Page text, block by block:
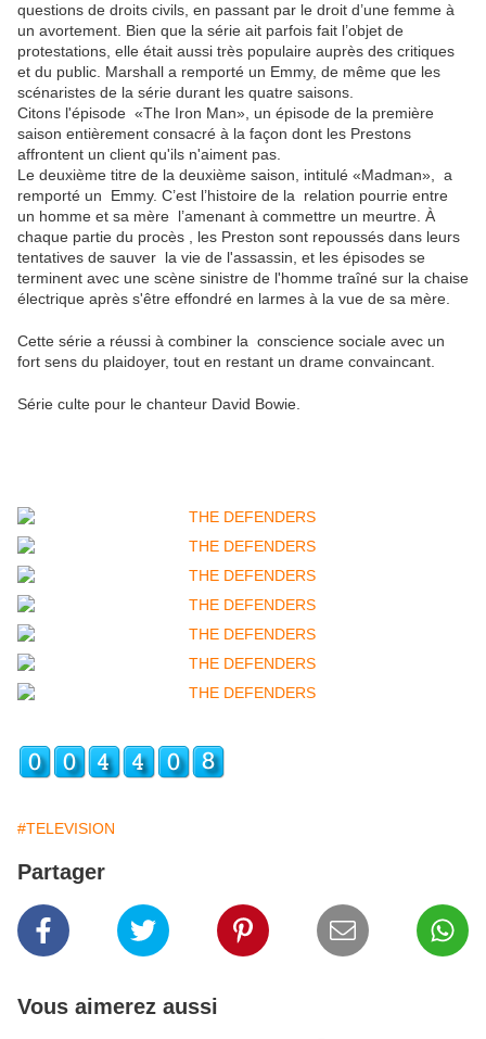
questions de droits civils, en passant par le droit d’une femme à
un avortement. Bien que la série ait parfois fait l’objet de
protestations, elle était aussi très populaire auprès des critiques
et du public. Marshall a remporté un Emmy, de même que les
scénaristes de la série durant les quatre saisons.
Citons l'épisode «The Iron Man», un épisode de la première
saison entièrement consacré à la façon dont les Prestons
affrontent un client qu'ils n'aiment pas.
Le deuxième titre de la deuxième saison, intitulé «Madman», a
remporté un Emmy. C’est l’histoire de la relation pourrie entre
un homme et sa mère l’amenant à commettre un meurtre. À
chaque partie du procès , les Preston sont repoussés dans leurs
tentatives de sauver la vie de l'assassin, et les épisodes se
terminent avec une scène sinistre de l'homme traîné sur la chaise
électrique après s'être effondré en larmes à la vue de sa mère.
Cette série a réussi à combiner la conscience sociale avec un
fort sens du plaidoyer, tout en restant un drame convaincant.
Série culte pour le chanteur David Bowie.
#TELEVISION
Partager
Vous aimerez aussi